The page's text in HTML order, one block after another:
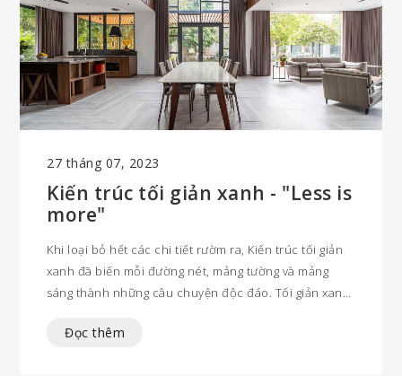
27 tháng 07, 2023
Kiến trúc tối giản xanh - "Less is
more"
Khi loại bỏ hết các chi tiết rườm ra, Kiến trúc tối giản
xanh đã biến mỗi đường nét, mảng tường và mảng
sáng thành những câu chuyện độc đáo. Tối giản xanh
còn là sự trải nghiệm cảm xúc của chủ nhân của
Đọc thêm